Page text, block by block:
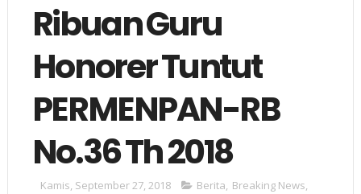
Ribuan Guru
Honorer Tuntut
PERMENPAN-RB
No.36 Th 2018
Kamis, September 27, 2018 Berita, Breaking News,